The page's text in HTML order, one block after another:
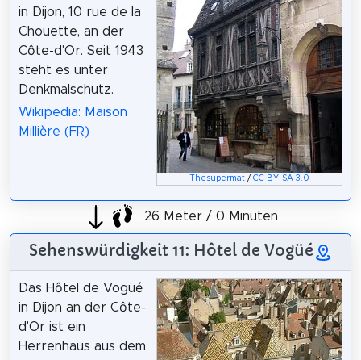
Thesupermat /CC BY-SA 3.0
in Dijon, 10 rue de la
Chouette, an der
Côte-d'Or. Seit 1943
steht es unter
Denkmalschutz.
Wikipedia: Maison
Millière (FR)
26 Meter / 0 Minuten
Sehenswürdigkeit 11: Hôtel de Vogüé
Das Hôtel de Vogüé
in Dijon an der Côte-
d'Or ist ein
Herrenhaus aus dem